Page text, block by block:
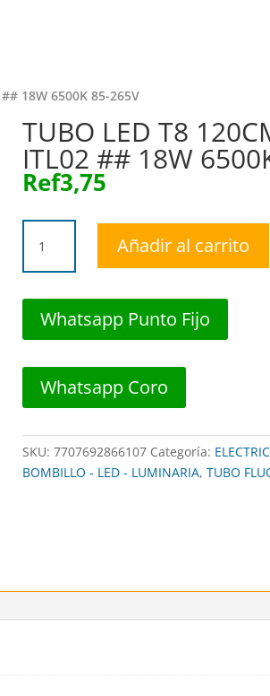
18W 6500K 85-265V
TUBO LED T8
ITL02 ## 18W
Ref3,75
LED
T8
MERCURY
##
18W
85-
265V
cantidad
Añadir al carrito
Whatsapp Punto Fijo
Whatsapp Coro
SKU: 7707692866107 Categoría:
BOMBILLO - LED - LUMINARIA, TUBO